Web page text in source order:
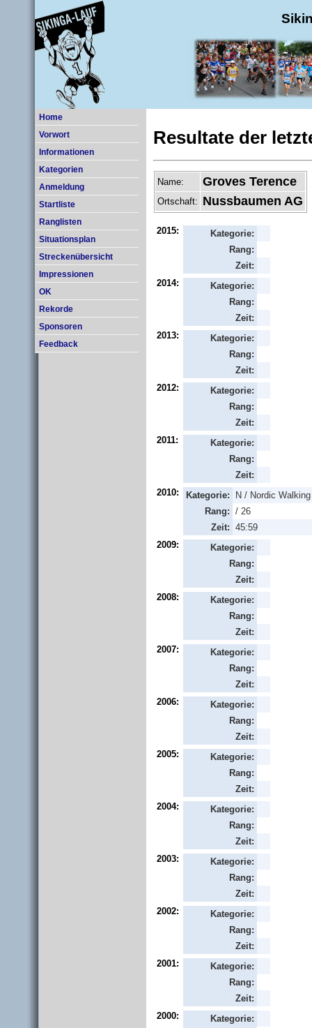
Home
Vorwort
Informationen
Kategorien
Anmeldung
Startliste
Ranglisten
Situationsplan
Streckenübersicht
Impressionen
OK
Rekorde
Sponsoren
Feedback
Resultate der
Name: Groves Terence
Ortschaft: Nussbaumen AG
2015:
Kategorie:
Rang:
Zeit:
2014:
Kategorie:
Rang:
Zeit:
2013:
Kategorie:
Rang:
Zeit:
2012:
Kategorie:
Rang:
Zeit:
2011:
Kategorie:
Rang:
Zeit:
2010:
Kategorie:
N / Nordic
Rang: / 26
Zeit: 45:59
2009:
Kategorie:
Rang:
Zeit:
2008:
Kategorie:
Rang:
Zeit:
2007:
Kategorie:
Rang:
Zeit:
2006:
Kategorie:
Rang:
Zeit:
2005:
Kategorie:
Rang:
Zeit:
2004:
Kategorie:
Rang:
Zeit:
2003:
Kategorie:
Rang:
Zeit:
2002:
Kategorie:
Rang:
Zeit:
2001:
Kategorie:
Rang:
Zeit:
2000:
Kategorie: